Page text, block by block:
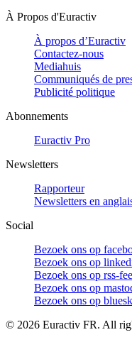
À Propos d'Euractiv
À propos d’Euractiv
Contactez-nous
Mediahuis
Communiqués de
Publicité politique
Abonnements
Euractiv Pro
Newsletters
Rapporteur
Newsletters en
Social
Bezoek ons op
Bezoek ons op
Bezoek ons op rss-
Bezoek ons op
Bezoek ons op
© 2026 Euractiv FR. All